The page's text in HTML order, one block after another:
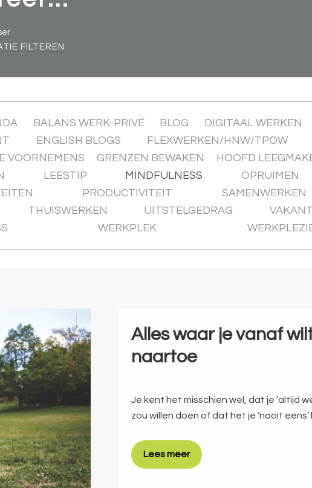
FILTEREN
BALANS WERK-PRIVÉ BLOG DIGITAAL WERKEN
ENGLISH BLOGS FLEXWERKEN/HNW/TPOW
VOORNEMENS GRENZEN BEWAKEN HOOFD
LEESTIP MINDFULNESS OPRUIMEN
PRODUCTIVITEIT SAMENWERKEN
THUISWERKEN UITSTELGEDRAG
WERKPLEK
Alles waar je vanaf
naartoe
Je kent het misschien wel, dat je ‘altijd
zou willen doen of dat het je ‘nooit eens’
Lees meer